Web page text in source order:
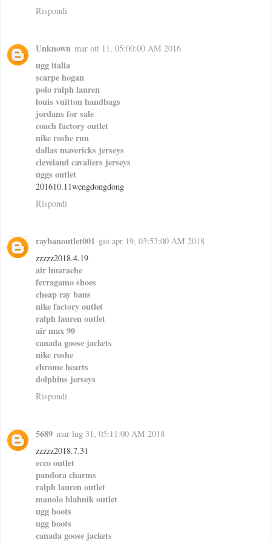
Rispondi
Unknown mar ott 11, 05:00:00 AM 2016
ugg italia
scarpe hogan
polo ralph lauren
louis vuitton handbags
jordans for sale
coach factory outlet
nike roshe run
dallas mavericks jerseys
cleveland cavaliers jerseys
uggs outlet
201610.11wengdongdong
Rispondi
raybanoutlet001 gio apr 19, 03:53:00 AM 2018
zzzzz2018.4.19
air huarache
ferragamo shoes
cheap ray bans
nike factory outlet
ralph lauren outlet
air max 90
canada goose jackets
nike roshe
chrome hearts
dolphins jerseys
Rispondi
5689 mar lug 31, 05:11:00 AM 2018
zzzzz2018.7.31
ecco outlet
pandora charms
ralph lauren outlet
manolo blahnik outlet
ugg boots
ugg boots
canada goose jackets